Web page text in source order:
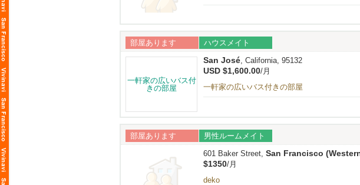
部屋あります ハウスメイト
San José, California, 95132
USD $1,600.00/月
一軒家の広いバス付きの部屋
部屋あります 男性ルームメイト
601 Baker Street, San Francisco
$1350/月
deko